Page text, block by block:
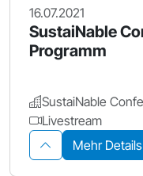
16.07.2021
SustaiNable
Programm
SustaiNable
Livestream
Mehr Details